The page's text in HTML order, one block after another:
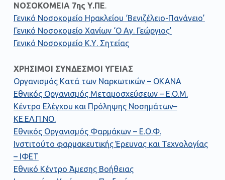
ΝΟΣΟΚΟΜΕΙΑ 7ης Υ.ΠΕ.
Γενικό Νοσοκομείο Ηρακλείου ‘Βενιζέλειο-Πανάνειο’
Γενικό Νοσοκομείο Χανίων ‘Ο Αγ. Γεώργιος’
Γενικό Νοσοκομείο Κ.Υ. Σητείας
ΧΡΗΣΙΜΟΙ ΣΥΝΔΕΣΜΟΙ ΥΓΕΙΑΣ
Οργανισμός Κατά των Ναρκωτικών – ΟΚΑΝΑ
Εθνικός Οργανισμός Μεταμοσχεύσεων – Ε.Ο.Μ.
Κέντρο Ελέγχου και Πρόληψης Νοσημάτων–
ΚΕ.ΕΛ.Π.ΝΟ.
Εθνικός Οργανισμός Φαρμάκων – Ε.Ο.Φ.
Ινστιτούτο φαρμακευτικής Έρευνας και Τεχνολογίας
– ΙΦΕΤ
Εθνικό Κέντρο Άμεσης Βοήθειας